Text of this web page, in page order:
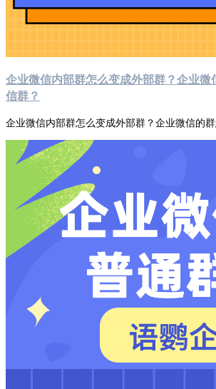
企业微信内部群怎么变成外部群？企业微
信群？
企业微信内部群怎么变成外部群？企业微信的